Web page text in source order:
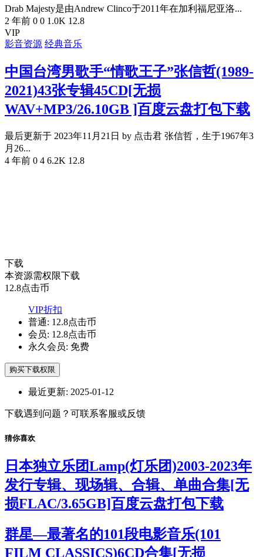
Drab Majesty是由Andrew Clinco于2011年在加利福尼亚洛...
2 年前 0 0 1.0K 12.8
VIP
影音资源 经典音乐
中国台湾男歌手“情歌王子”张信哲(1989-
2021)43张专辑45CD[无损
WAV+MP3/26.10GB ]百度云盘打包下载
最后更新于 2023年11月21日 by 点击君 张信哲，生于1967年3
月26...
4 年前 0 4 6.2K 12.8
下载
本资源需权限下载
12.8点击币
VIP折扣
普通: 12.8点击币
会员: 12.8点击币
永久会员: 免费
购买下载权限
最近更新: 2025-01-12
下载遇到问题？可联系客服或反馈
猜你喜欢
日本独立乐团Lamp(灯乐团)2003-2023年
发行专辑、现场辑、合辑、单曲合集[无
损FLAC/3.65GB]百度云盘打包下载
群星—最著名的101段电影音乐(101
FILM CLASSICS)6CD合集[无损